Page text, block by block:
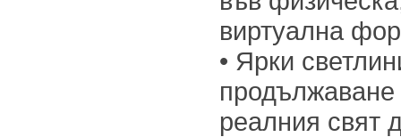
виртуална
• Ярки
продължаване
реалния свят